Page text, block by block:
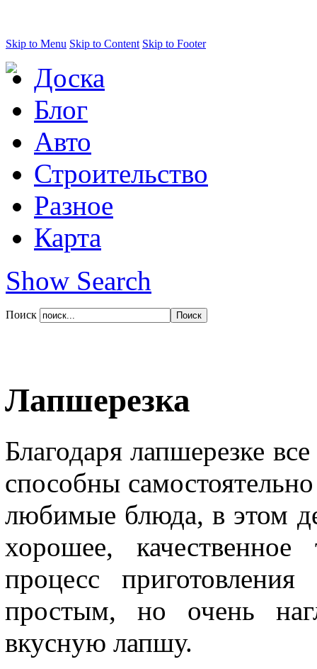
Skip to Menu Skip to Content Skip to Footer
Доска
Блог
Авто
Строительство
Разное
Карта
Show Search
Поиск
Лапшерезка
Благодаря лапшерезке
способны
любимые блюда, в этом
хорошее,
процесс
простым, но очень
вкусную лапшу.